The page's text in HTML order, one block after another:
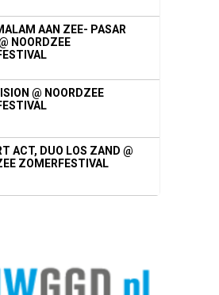
AAN ZEE- PASAR
NOORDZEE
@ NOORDZEE
ACT, DUO LOS ZAND @
ZOMERFESTIVAL